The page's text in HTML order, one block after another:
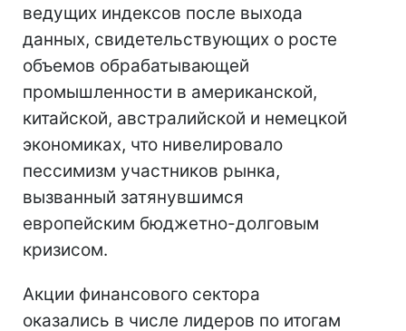
ведущих индексов после выхода
данных, свидетельствующих о росте
объемов обрабатывающей
промышленности в американской,
китайской, австралийской и немецкой
экономиках, что нивелировало
пессимизм участников рынка,
вызванный затянувшимся
европейским бюджетно-долговым
кризисом.
Акции финансового сектора
оказались в числе лидеров по итогам